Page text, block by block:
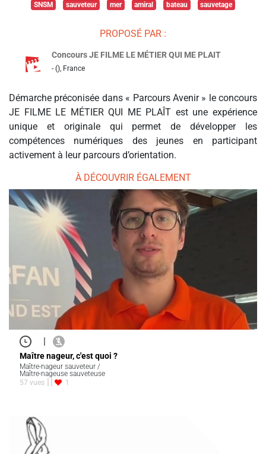
SNSM sauveteur mer amiral bateau sauvetage
PROPOSÉ PAR :
Concours JE FILME LE MÉTIER QUI ME PLAIT
- (), France
Démarche préconisée dans « Parcours Avenir » le concours
JE FILME LE MÉTIER QUI ME PLAÎT est une expérience
unique et originale qui permet de développer les
compétences numériques des jeunes en participant
activement à leur parcours d’orientation.
À DÉCOUVRIR ÉGALEMENT
|
Maître nageur, c'est quoi ?
Maître-nageur sauveteur /
Maître-nageuse sauveteuse
57 vues
1